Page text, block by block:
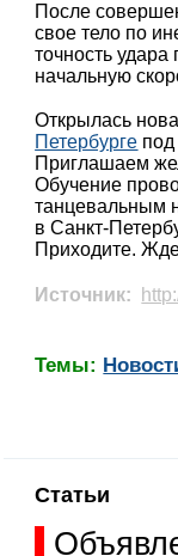
После
свое тело по
точность удара
начальную
Открылась
Петербурге
Приглашаем
Обучение
танцевальным
в Санкт-
Приходите.
Источник:
Темы:
Статьи